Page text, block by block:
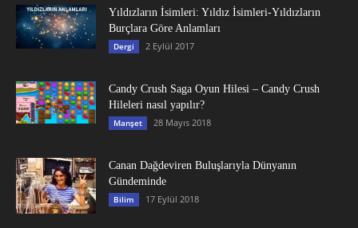
Yıldızların İsimleri: Yıldız İsimleri-Yıldızların
Burçlara Göre Anlamları
Dergi 2 Eylül 2017
Candy Crush Saga Oyun Hilesi – Candy Crush
Hileleri nasıl yapılır?
Manşet 28 Mayıs 2018
Canan Dağdeviren Buluşlarıyla Dünyanın
Gündeminde
Bilim 17 Eylül 2018